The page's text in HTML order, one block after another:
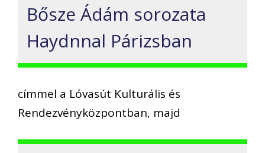
Bősze Ádám sorozata
Haydnnal Párizsban
címmel a Lóvasút Kulturális és
Rendezvényközpontban, majd